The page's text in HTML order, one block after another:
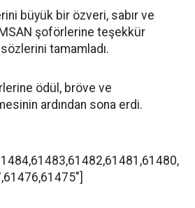
büyük bir özveri, sabır ve
şoförlerine teşekkür
tamamladı.
ödül, bröve ve
ardından sona erdi.